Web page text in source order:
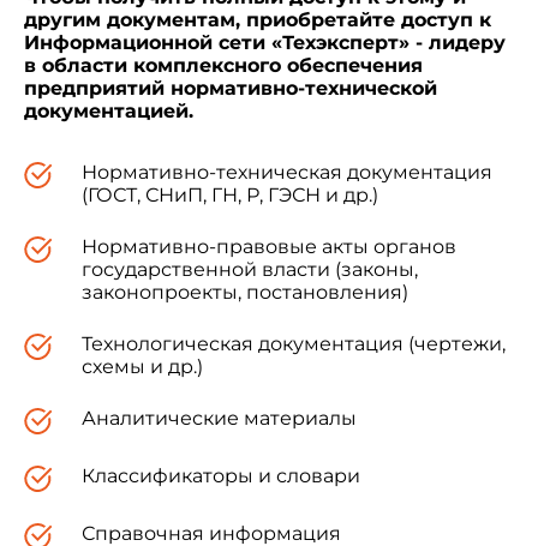
другим документам, приобретайте доступ к
Информационной сети «Техэксперт» - лидеру
в области комплексного обеспечения
предприятий нормативно-технической
документацией.
Нормативно-техническая документация
(ГОСТ, СНиП, ГН, Р, ГЭСН и др.)
Нормативно-правовые акты органов
государственной власти (законы,
законопроекты, постановления)
Технологическая документация (чертежи,
схемы и др.)
Аналитические материалы
Классификаторы и словари
Справочная информация